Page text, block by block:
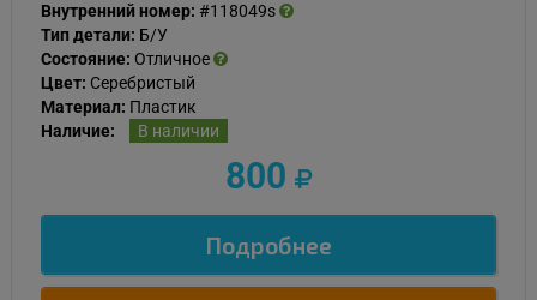
Внутренний номер: #118049s
Тип детали: Б/У
Состояние: Отличное
Цвет: Серебристый
Материал: Пластик
Наличие:
В наличии
800
Подробнее